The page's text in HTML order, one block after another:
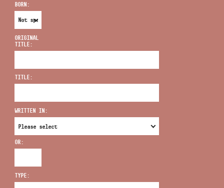
ADDRESS
infokozpont@bmc.hu
PHONE
OPENING HOURS
BORN:
ORIGINAL
TITLE:
TITLE:
WRITTEN IN:
OR:
TYPE: